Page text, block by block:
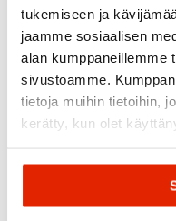
tukemiseen ja
jaamme sosiaalisen
alan kumppaneillemme
sivustoamme.
tietoja muihin tietoihin,
kerätty, kun olet
ALE
Fischer
ALE
X-Ium